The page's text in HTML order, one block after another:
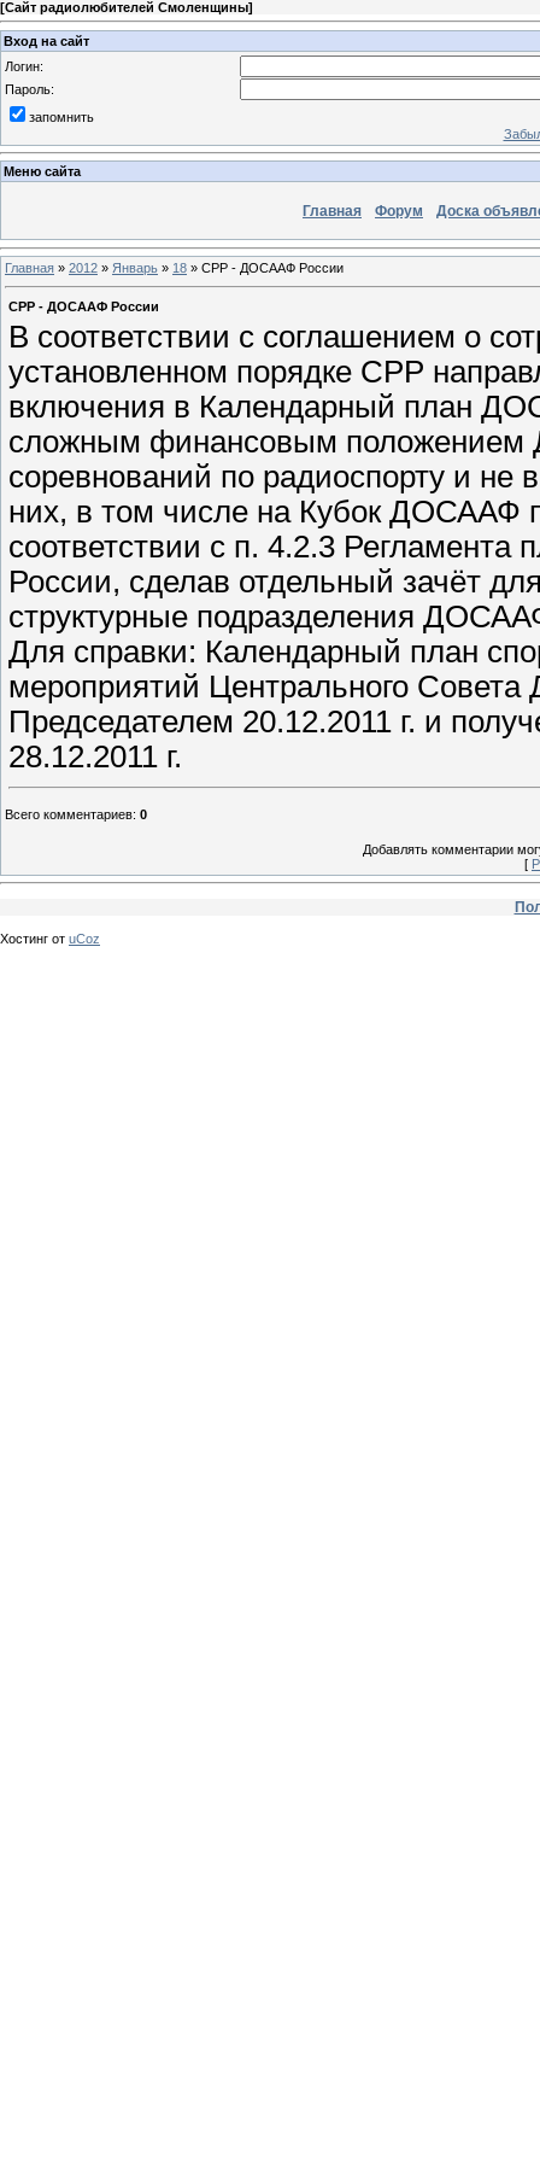
[Сайт радиолюбителей Смоленщины]
Вход на сайт
Логин:
Пароль:
запомнить
Меню сайта
Главная Форум Доска
Главная » 2012 » Январь » 18 » СРР - ДОСААФ России
СРР - ДОСААФ России
В соответствии с соглашением о
установленном порядке СРР
включения в Календарный план
сложным финансовым положением
соревнований по радиоспорту и
них, в том числе на Кубок ДОСААФ
соответствии с п. 4.2.3 Регламента
России, сделав отдельный зачёт
структурные подразделения
Для справки: Календарный план
мероприятий Центрального
Председателем 20.12.2011 г. и
28.12.2011 г.
Всего комментариев: 0
Добавлять комментарии
[
Хостинг от uCoz